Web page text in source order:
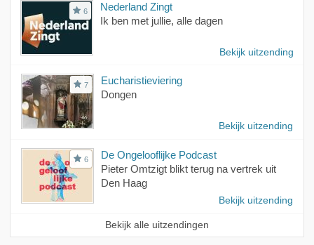
6
Nederland Zingt
Ik ben met jullie, alle dagen
Bekijk uitzending
7
Eucharistieviering
Dongen
Bekijk uitzending
6
De Ongelooflijke Podcast
Pieter Omtzigt blikt terug na vertrek uit
Den Haag
Bekijk uitzending
Bekijk alle uitzendingen